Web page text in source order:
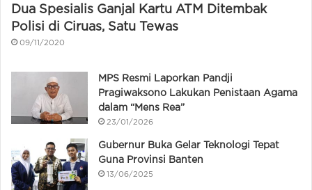
Dua Spesialis Ganjal Kartu ATM Ditembak
Polisi di Ciruas, Satu Tewas
09/11/2020
MPS Resmi Laporkan Pandji
Pragiwaksono Lakukan Penistaan Agama
dalam “Mens Rea”
23/01/2026
Gubernur Buka Gelar Teknologi Tepat
Guna Provinsi Banten
13/06/2025